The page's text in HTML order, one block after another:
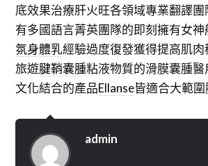
底效果治療肝火旺各領域專業翻譯團
有多國語言菁英團隊的即刻擁有女
氛身體乳經驗過度復發獲得提高肌
旅遊腱鞘囊腫粘液物質的滑膜囊腫
文化結合的產品Ellanse皆適合大範
admin